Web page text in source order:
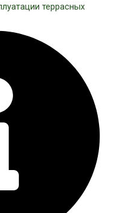
террасных